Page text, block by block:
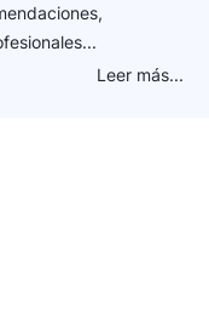
Leer más...